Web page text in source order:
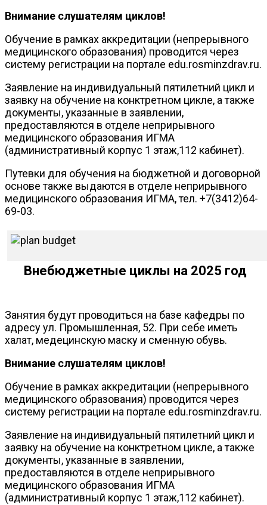
Внимание слушателям циклов!
Обучение в рамках аккредитации (непрерывного
медицинского образования) проводится через
систему регистрации на портале edu.rosminzdrav.ru.
Заявление на индивидуальный пятилетний цикл и
заявку на обучение на конктретном цикле, а также
документы, указанные в заявлении,
предоставляются в отделе неприрывного
медицинского образования ИГМА
(административный корпус 1 этаж,112 кабинет).
Путевки для обучения на бюджетной и договорной
основе также выдаются в отделе неприрывного
медицинского образования ИГМА, тел. +7(3412)64-
69-03.
Внебюджетные циклы на 2025 год
Занятия будут проводиться на базе кафедры по
адресу ул. Промышленная, 52. При себе иметь
халат, медецинскую маску и сменную обувь.
Внимание слушателям циклов!
Обучение в рамках аккредитации (непрерывного
медицинского образования) проводится через
систему регистрации на портале edu.rosminzdrav.ru.
Заявление на индивидуальный пятилетний цикл и
заявку на обучение на конктретном цикле, а также
документы, указанные в заявлении,
предоставляются в отделе неприрывного
медицинского образования ИГМА
(административный корпус 1 этаж,112 кабинет).